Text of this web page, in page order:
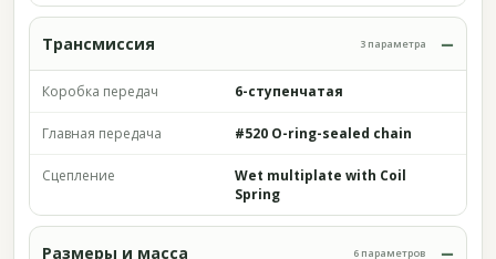
Трансмиссия 3 параметра
Коробка передач 6-ступенчатая
Главная передача #520 O-ring-sealed chain
Сцепление
Wet multiplate with Coil
Spring
Размеры и масса 6 параметров